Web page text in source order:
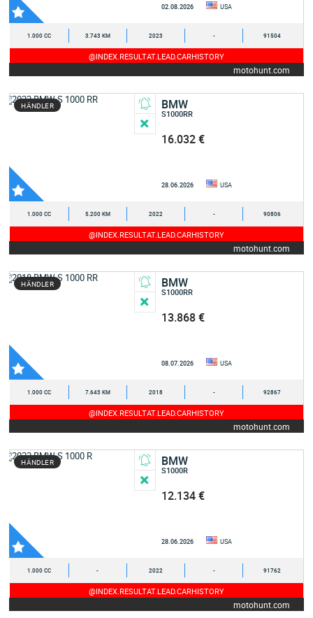
02.08.2026 USA
1.000 CC 3.743 KM 2023 - 91504
@INDEX.RESULTAT.LEAD.CARHISTORY
motohunt.com
HÄNDLER BMW
S1000RR
16.032 €
28.06.2026 USA
1.000 CC 5.200 KM 2022 - 90806
@INDEX.RESULTAT.LEAD.CARHISTORY
motohunt.com
HÄNDLER BMW
S1000RR
13.868 €
08.07.2026 USA
1.000 CC 7.643 KM 2018 - 92867
@INDEX.RESULTAT.LEAD.CARHISTORY
motohunt.com
HÄNDLER BMW
S1000R
12.134 €
28.06.2026 USA
1.000 CC - 2022 - 91762
@INDEX.RESULTAT.LEAD.CARHISTORY
motohunt.com